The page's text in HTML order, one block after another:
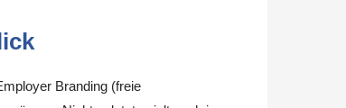
Branding (freie